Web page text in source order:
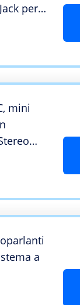
‎per
mini
a